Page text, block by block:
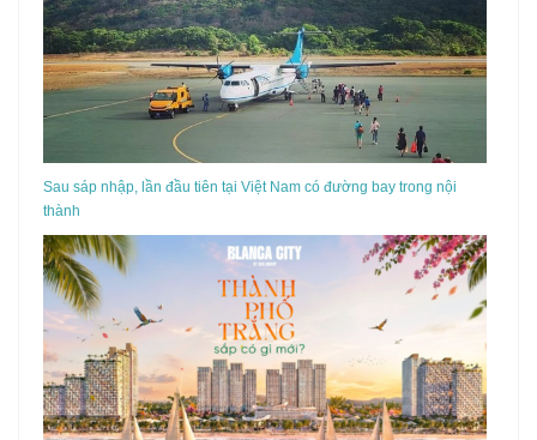
Sau sáp nhập, lần đầu tiên tại Việt Nam có đường bay trong nội
thành